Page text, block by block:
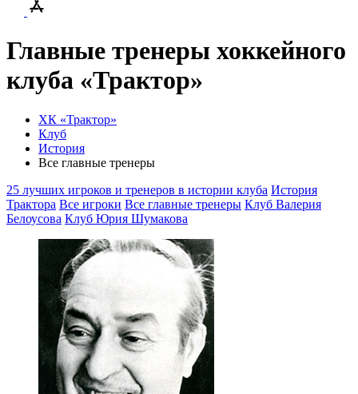
Главные тренеры хоккейного
клуба «Трактор»
ХК «Трактор»
Клуб
История
Все главные тренеры
25 лучших игроков и тренеров в истории клуба История
Трактора Все игроки Все главные тренеры Клуб Валерия
Белоусова Клуб Юрия Шумакова